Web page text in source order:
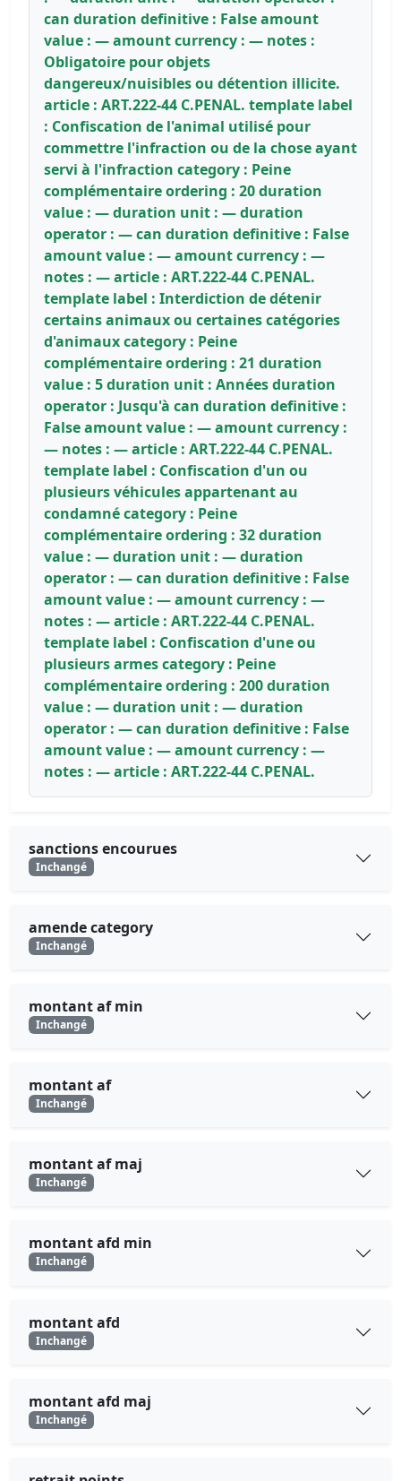
can duration definitive : False amount
value : — amount currency : — notes :
Obligatoire pour objets
dangereux/nuisibles ou détention illicite.
article : ART.222-44 C.PENAL. template label
: Confiscation de l'animal utilisé pour
commettre l'infraction ou de la chose ayant
servi à l'infraction category : Peine
complémentaire ordering : 20 duration
value : — duration unit : — duration
operator : — can duration definitive : False
amount value : — amount currency : —
notes : — article : ART.222-44 C.PENAL.
template label : Interdiction de détenir
certains animaux ou certaines catégories
d'animaux category : Peine
complémentaire ordering : 21 duration
value : 5 duration unit : Années duration
operator : Jusqu'à can duration definitive :
False amount value : — amount currency :
— notes : — article : ART.222-44 C.PENAL.
template label : Confiscation d'un ou
plusieurs véhicules appartenant au
condamné category : Peine
complémentaire ordering : 32 duration
value : — duration unit : — duration
operator : — can duration definitive : False
amount value : — amount currency : —
notes : — article : ART.222-44 C.PENAL.
template label : Confiscation d'une ou
plusieurs armes category : Peine
complémentaire ordering : 200 duration
value : — duration unit : — duration
operator : — can duration definitive : False
amount value : — amount currency : —
notes : — article : ART.222-44 C.PENAL.
sanctions encourues
Inchangé
amende category
Inchangé
montant af min
Inchangé
montant af
Inchangé
montant af maj
Inchangé
montant afd min
Inchangé
montant afd
Inchangé
montant afd maj
Inchangé